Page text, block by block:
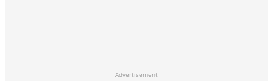
Advertisement